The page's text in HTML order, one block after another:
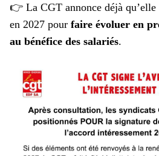
👉 La CGT annonce déjà
en 2027 pour faire évoluer en
au bénéfice des salariés.